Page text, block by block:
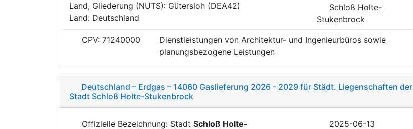
Land, Gliederung (NUTS): Gütersloh (DEA42)
Land: Deutschland
Schloß Holte-
Stukenbrock
CPV: 71240000
Dienstleistungen von Architektur- und Ingenieurbüros sowie
planungsbezogene Leistungen
Deutschland – Erdgas – 14060 Gaslieferung 2026 - 2029 für Städt. Liegenschaften der
Stadt Schloß Holte-Stukenbrock
Offizielle Bezeichnung: Stadt Schloß Holte-
2025-06-13